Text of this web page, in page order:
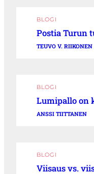
BLOGI
Postia Turun
TEUVO V. RIIKONEN
BLOGI
Lumipallo on
ANSSI TIITTANEN
BLOGI
Viisaus vs.